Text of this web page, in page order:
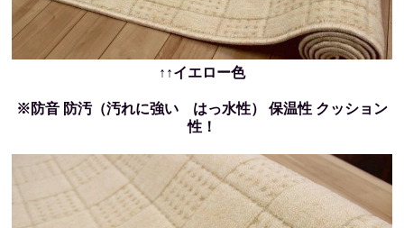
↑↑イエロー色
※防音 防汚（汚れに強い はっ水性） 保温性 クッション
性！